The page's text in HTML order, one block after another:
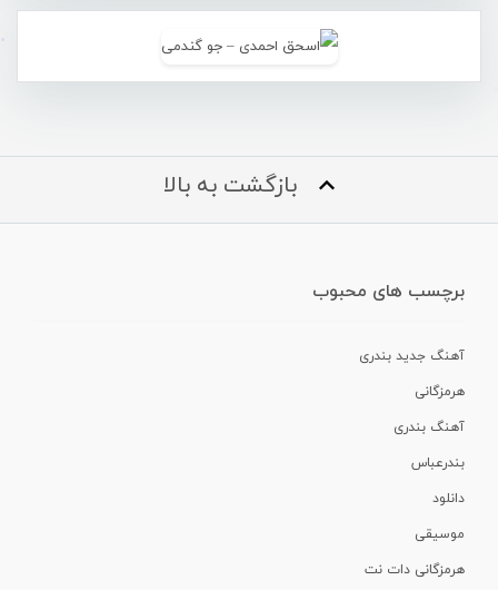
بازگشت به بالا
برچسب های محبوب
آهنگ جدید بندری
هرمزگانی
آهنگ بندری
بندرعباس
دانلود
موسیقی
هرمزگانی دات نت